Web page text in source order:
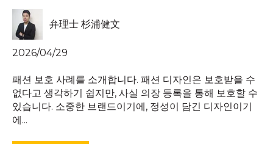
弁理士 杉浦健文
2026/04/29
패션 보호 사례를 소개합니다. 패션 디자인은 보호받을 수
없다고 생각하기 쉽지만, 사실 의장 등록을 통해 보호할 수
있습니다. 소중한 브랜드이기에, 정성이 담긴 디자인이기
에...